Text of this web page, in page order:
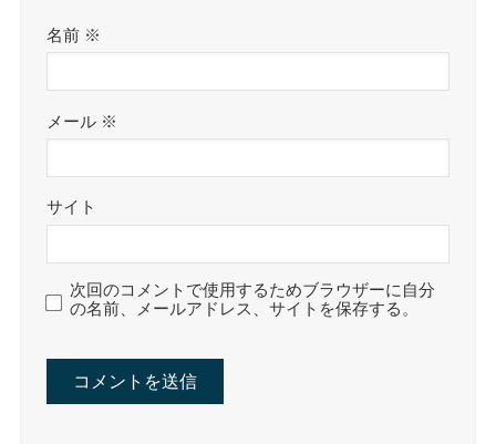
名前 ※
メール ※
サイト
次回のコメントで使用するためブラウザーに自分
の名前、メールアドレス、サイトを保存する。